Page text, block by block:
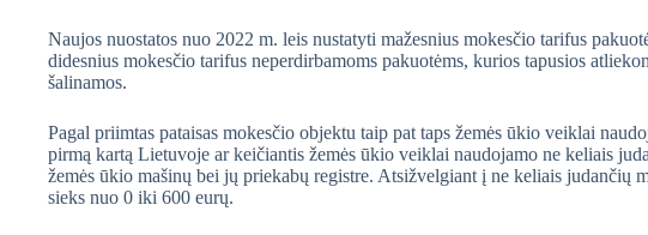
Naujos nuostatos nuo 2022 m. leis nustatyti mažesnius mokesčio tarifus
didesnius mokesčio tarifus neperdirbamoms pakuotėms, kurios tapusios
šalinamos.
Pagal priimtas pataisas mokesčio objektu taip pat taps žemės ūkio veiklai
pirmą kartą Lietuvoje ar keičiantis žemės ūkio veiklai naudojamo ne keliais
žemės ūkio mašinų bei jų priekabų registre. Atsižvelgiant į ne keliais judančių
sieks nuo 0 iki 600 eurų.